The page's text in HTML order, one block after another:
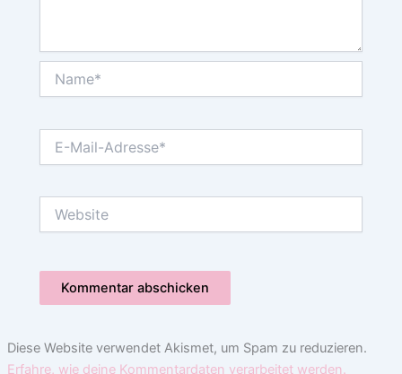
Mail-
Diese Website verwendet Akismet, um Spam zu reduzieren.
Erfahre, wie deine Kommentardaten verarbeitet werden.